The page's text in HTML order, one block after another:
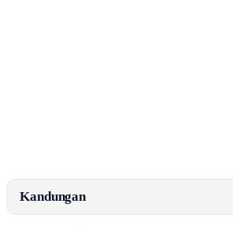
Kandungan